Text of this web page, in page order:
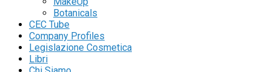
Botanicals
CEC Tube
Company Profiles
Legislazione Cosmetica
Libri